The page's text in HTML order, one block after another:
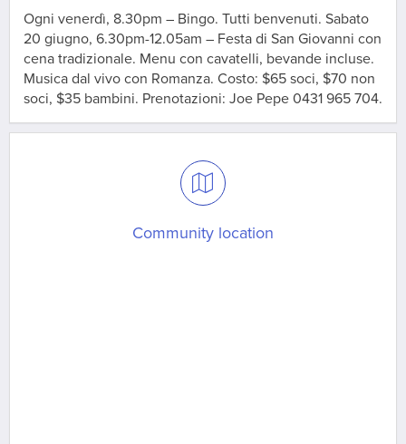
Ogni venerdì, 8.30pm – Bingo. Tutti benvenuti. Sabato
20 giugno, 6.30pm-12.05am – Festa di San Giovanni con
cena tradizionale. Menu con cavatelli, bevande incluse.
Musica dal vivo con Romanza. Costo: $65 soci, $70 non
soci, $35 bambini. Prenotazioni: Joe Pepe 0431 965 704.
Community location